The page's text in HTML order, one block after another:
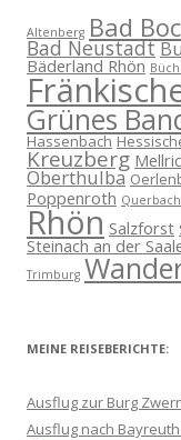
Altenberg Bad
Bad Neustadt
Bäderland Rhön
Grünes
Hassenbach
Kreuzberg
Oberthulba
Poppenroth
Rhön Salzforst
Steinach an der
Trimburg
MEINE REISEBERICHTE:
Ausflug zur Burg
Ausflug nach